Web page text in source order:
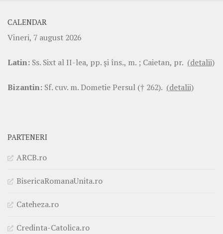
CALENDAR
Vineri, 7 august 2026
Latin: Ss. Sixt al II-lea, pp. şi îns., m. ; Caietan, pr. (detalii)
Bizantin: Sf. cuv. m. Dometie Persul († 262). (detalii)
PARTENERI
ARCB.ro
BisericaRomanaUnita.ro
Cateheza.ro
Credinta-Catolica.ro